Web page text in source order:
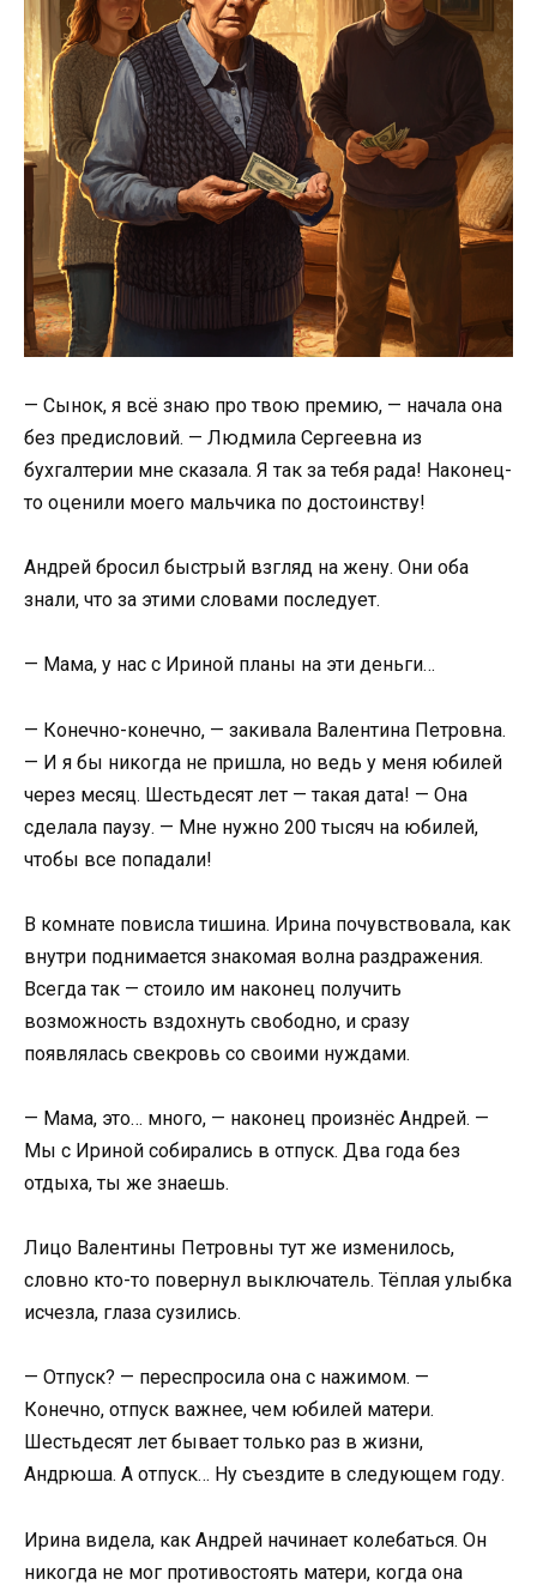
— Сынок, я всё знаю про твою премию, — начала она
без предисловий. — Людмила Сергеевна из
бухгалтерии мне сказала. Я так за тебя рада! Наконец-
то оценили моего мальчика по достоинству!
Андрей бросил быстрый взгляд на жену. Они оба
знали, что за этими словами последует.
— Мама, у нас с Ириной планы на эти деньги…
— Конечно-конечно, — закивала Валентина Петровна.
— И я бы никогда не пришла, но ведь у меня юбилей
через месяц. Шестьдесят лет — такая дата! — Она
сделала паузу. — Мне нужно 200 тысяч на юбилей,
чтобы все попадали!
В комнате повисла тишина. Ирина почувствовала, как
внутри поднимается знакомая волна раздражения.
Всегда так — стоило им наконец получить
возможность вздохнуть свободно, и сразу
появлялась свекровь со своими нуждами.
— Мама, это… много, — наконец произнёс Андрей. —
Мы с Ириной собирались в отпуск. Два года без
отдыха, ты же знаешь.
Лицо Валентины Петровны тут же изменилось,
словно кто-то повернул выключатель. Тёплая улыбка
исчезла, глаза сузились.
— Отпуск? — переспросила она с нажимом. —
Конечно, отпуск важнее, чем юбилей матери.
Шестьдесят лет бывает только раз в жизни,
Андрюша. А отпуск… Ну съездите в следующем году.
Ирина видела, как Андрей начинает колебаться. Он
никогда не мог противостоять матери, когда она